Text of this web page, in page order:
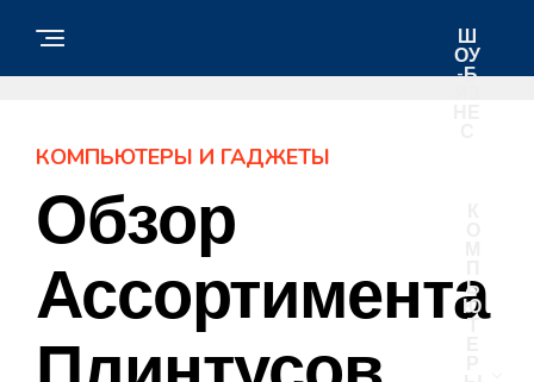
Ш
ОУ
-Б
Ь
Ю
Т
КОМПЬЮТЕРЫ И ГАДЖЕТЫ
Обзор
Ассортимента